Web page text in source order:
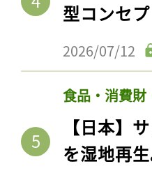
型コンセ
2026/07/12
食品・消費財
【日本】
を湿地再